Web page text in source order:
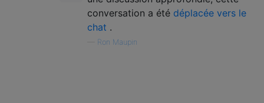
conversation a été déplacée vers le
chat .
Ron Maupin